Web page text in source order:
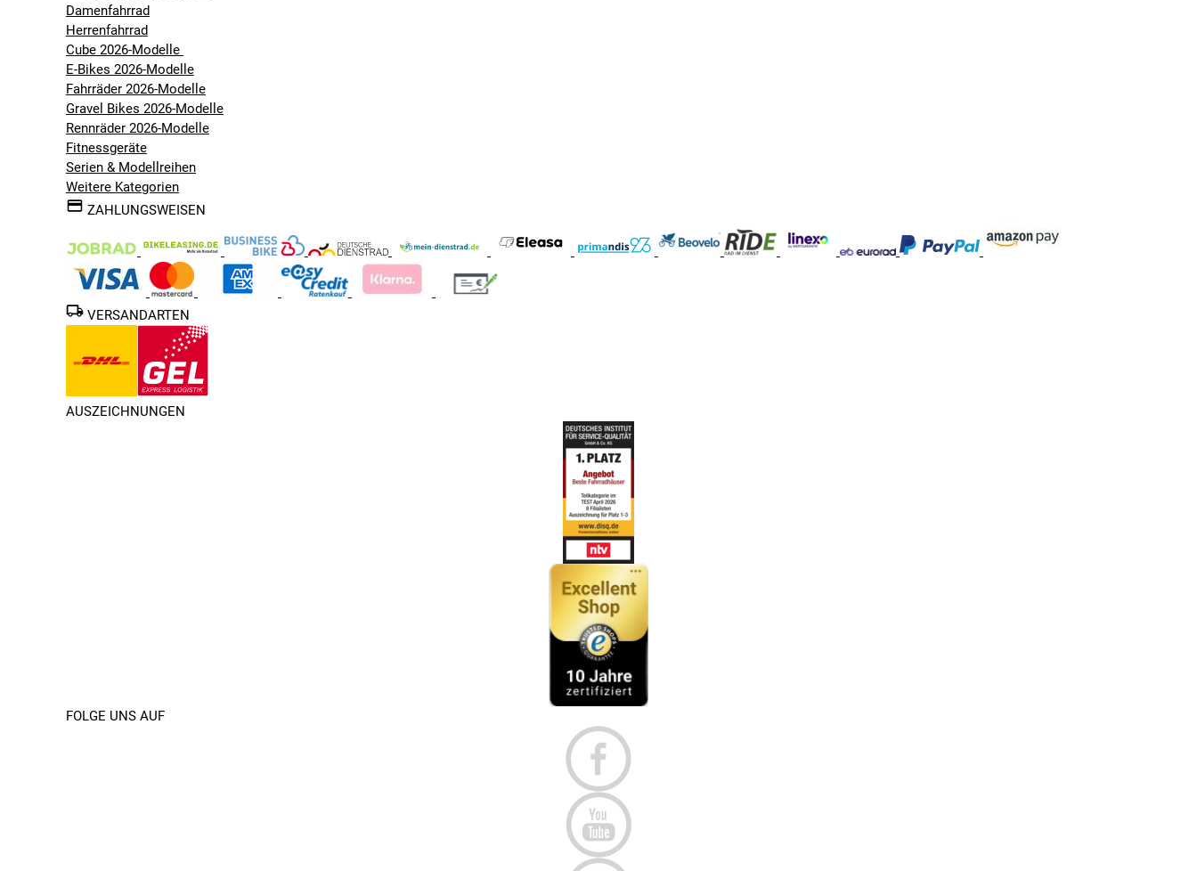
Damenfahrrad
Herrenfahrrad
Cube 2026-Modelle
E-Bikes 2026-Modelle
Fahrräder 2026-Modelle
Gravel Bikes 2026-Modelle
Rennräder 2026-Modelle
Fitnessgeräte
Serien & Modellreihen
Weitere Kategorien
ZAHLUNGSWEISEN
VERSANDARTEN
AUSZEICHNUNGEN
FOLGE UNS AUF